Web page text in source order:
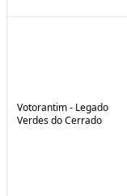
Votorantim - Legado
Verdes do Cerrado